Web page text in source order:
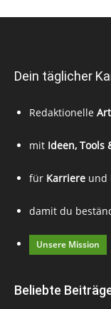
Dein täglicher
Redaktionelle
mit Ideen, Tools
für Karriere und
damit du
Unsere Mission
Beliebte